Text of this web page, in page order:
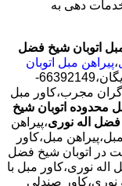
خدمات دهی به
اتوبان شیخ فضل
،پیراهن مبل اتوبان
30 در صد تخفیف بیمه رایگان،66392149-
روزی کارگران مجرب،کاور مبل
محدوده اتوبان شیخ
فضل اله نوری،پیراهن
مبل،کاور
در اتوبان شیخ فضل
اله نوری،کاور مبل با
نوری،کاور صندلی